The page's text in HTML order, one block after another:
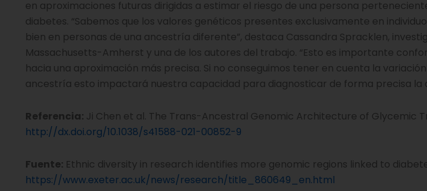
en aproximaciones futuras dirigidas a estimar el riesgo de una persona
diabetes. “Sabemos que los valores genéticos presentes exclusivamente en
bien en personas de una ancestría diferente”, destaca Cassandra Spracklen,
Massachusetts-Amherst y una de los autores del trabajo. “Esto es importante
hacia una aproximación más precisa. Si no conseguimos tener en cuenta la
ancestría esto impactará nuestra capacidad para diagnosticar de forma precisa la
Referencia: Ji Chen et al. The Trans-Ancestral Genomic Architecture of Glycemic
http://dx.doi.org/10.1038/s41588-021-00852-9
Fuente: Ethnic diversity in research identifies more genomic regions linked to
https://www.exeter.ac.uk/news/research/title_860649_en.html